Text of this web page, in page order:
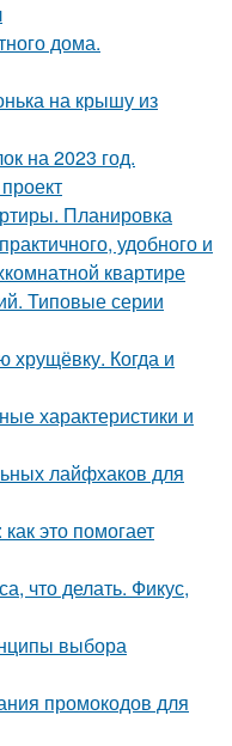
дома.
на крышу из
на 2023 год.
Планировка
удобного и
квартире
Типовые серии
хрущёвку. Когда и
характеристики и
лайфхаков для
это помогает
что делать. Фикус,
выбора
промокодов для